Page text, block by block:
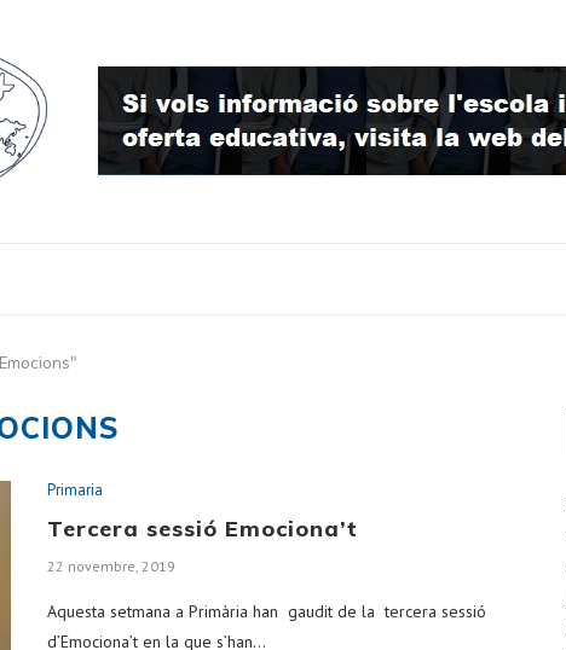
Primaria
Tercera sessió Emociona’t
22 novembre, 2019
Aquesta setmana a Primària han gaudit de la tercera sessió
d’Emociona’t en la que s’han…